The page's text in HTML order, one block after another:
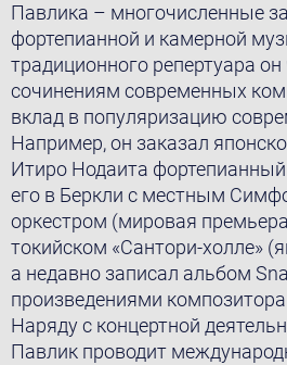
Павлика – многочисленные
фортепианной и камерной
традиционного репертуара
сочинениям современных
вклад в популяризацию
Например, он заказал
Итиро Нодаита фортепианный
его в Беркли с местным
оркестром (мировая
токийском «Сантори-холле»
а недавно записал альбом
произведениями
Наряду с концертной
Павлик проводит